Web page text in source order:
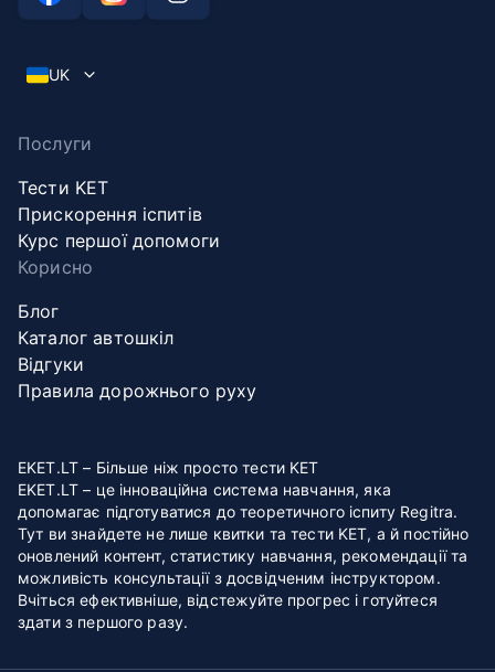
UK
Послуги
Тести KET
Прискорення іспитів
Курс першої допомоги
Корисно
Блог
Каталог автошкіл
Відгуки
Правила дорожнього руху
EKET.LT – Більше ніж просто тести KET
EKET.LT – це інноваційна система навчання, яка
допомагає підготуватися до теоретичного іспиту Regitra.
Тут ви знайдете не лише квитки та тести KET, а й постійно
оновлений контент, статистику навчання, рекомендації та
можливість консультації з досвідченим інструктором.
Вчіться ефективніше, відстежуйте прогрес і готуйтеся
здати з першого разу.